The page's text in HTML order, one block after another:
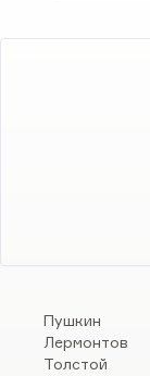
Пушкин
Лермонтов
Толстой